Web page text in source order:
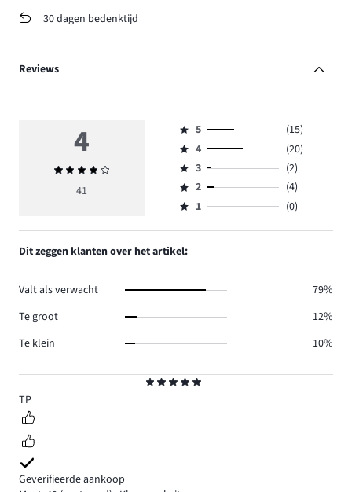
30 dagen bedenktijd
Reviews
5
TP
Geverifieerde aankoop
4
Gemiddelde
beoordeling
41
Beoordeling
5,
aantal
reviews
15.
5
(15)
Beoordeling
4,
aantal
reviews
4
(20)
Beoordeling
3,
aantal
3
(2)
Beoordeling
2,
4.
2
(4)
Beoordeling
1,
aantal
reviews
1 (0)
Dit zeggen klanten over het artikel:
Valt als verwacht
79%
Te groot
12%
Te klein
10%